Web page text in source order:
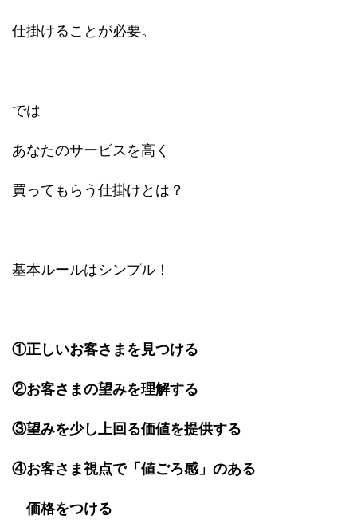
仕掛けることが必要。
では
あなたのサービスを高く
買ってもらう仕掛けとは？
基本ルールはシンプル！
①正しいお客さまを見つける
②お客さまの望みを理解する
③望みを少し上回る価値を提供する
④お客さま視点で「値ごろ感」のある
価格をつける